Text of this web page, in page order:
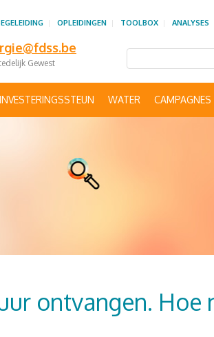
Gewest
OPLEIDINGEN TOOLBOX ANALYSES
INVESTERINGSSTEUN WATER CAMPAGNES
ontvangen. Hoe